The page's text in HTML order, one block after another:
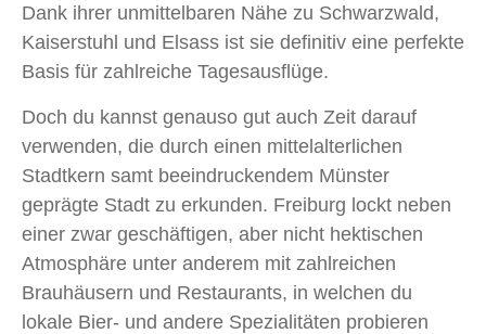
Dank ihrer unmittelbaren Nähe zu Schwarzwald,
Kaiserstuhl und Elsass ist sie definitiv eine perfekte
Basis für zahlreiche Tagesausflüge.
Doch du kannst genauso gut auch Zeit darauf
verwenden, die durch einen mittelalterlichen
Stadtkern samt beeindruckendem Münster
geprägte Stadt zu erkunden. Freiburg lockt neben
einer zwar geschäftigen, aber nicht hektischen
Atmosphäre unter anderem mit zahlreichen
Brauhäusern und Restaurants, in welchen du
lokale Bier- und andere Spezialitäten probieren